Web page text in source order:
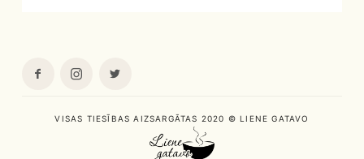
VISAS TIESĪBAS AIZSARGĀTAS 2020 © LIENE GATAVO